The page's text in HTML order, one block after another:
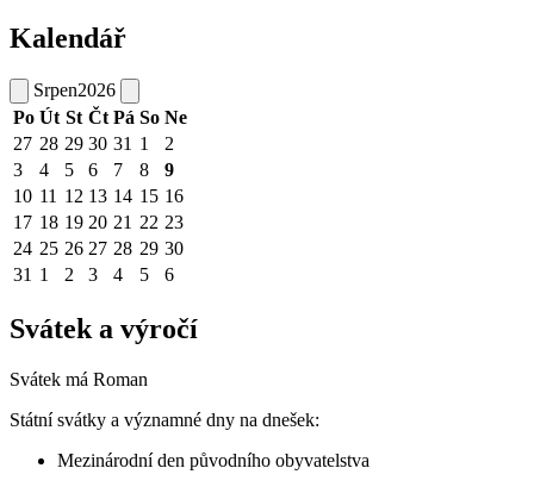
Kalendář
Srpen2026
Po Út St Čt Pá So Ne
27 28 29 30 31 1
2
3
4 5 6 7 8
9
10 11 12 13 14 15 16
17 18 19 20 21 22 23
24 25 26 27 28 29 30
31 1 2 3 4 5 6
Svátek a výročí
Svátek má Roman
Státní svátky a významné dny na dnešek:
Mezinárodní den původního obyvatelstva